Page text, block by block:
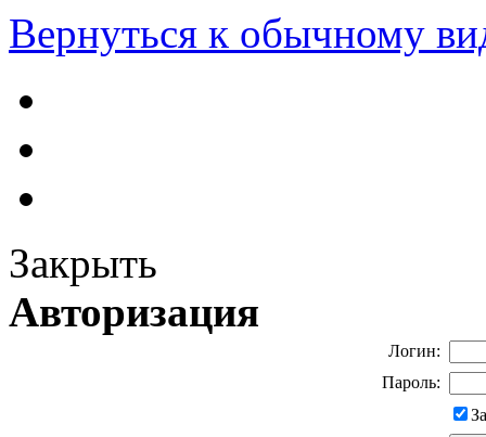
Вернуться к обычному
Закрыть
Авторизация
Логин:
Пароль: